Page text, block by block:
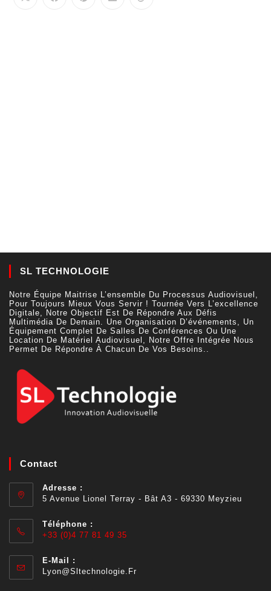
SL TECHNOLOGIE
Notre Équipe Maitrise L’ensemble Du Processus Audiovisuel,
Pour Toujours Mieux Vous Servir ! Tournée Vers L’excellence
Digitale, Notre Objectif Est De Répondre Aux Défis
Multimédia De Demain. Une Organisation D’événements, Un
Équipement Complet De Salles De Conférences Ou Une
Location De Matériel Audiovisuel, Notre Offre Intégrée Nous
Permet De Répondre À Chacun De Vos Besoins..
Contact
Adresse :
5 Avenue Lionel Terray - Bât A3 - 69330 Meyzieu
Téléphone :
+33 (0)4 77 81 49 35
E-Mail :
Lyon@sltechnologie.fr